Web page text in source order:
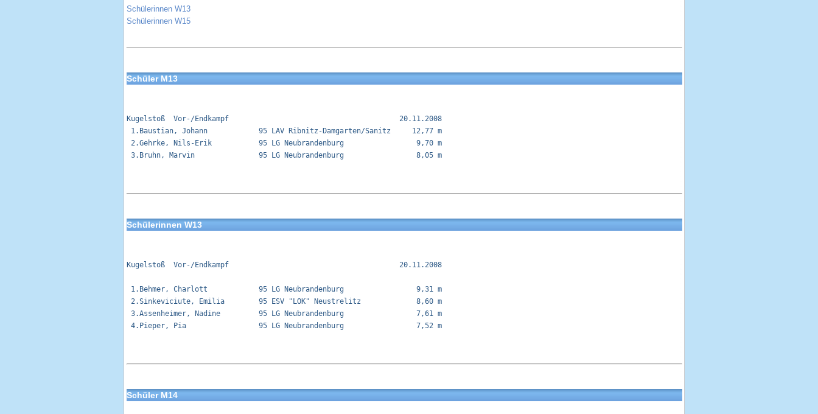
Schülerinnen W13
Schülerinnen W15
Schüler M13
Kugelstoß  Vor-/Endkampf                                        20.11.2008
1.Baustian, Johann            95 LAV Ribnitz-Damgarten/Sanitz     12,77 m
2.Gehrke, Nils-Erik           95 LG Neubrandenburg                 9,70 m
3.Bruhn, Marvin               95 LG Neubrandenburg                 8,05 m
Schülerinnen W13
Kugelstoß  Vor-/Endkampf                                        20.11.2008
1.Behmer, Charlott            95 LG Neubrandenburg                 9,31 m
2.Sinkeviciute, Emilia        95 ESV "LOK" Neustrelitz             8,60 m
3.Assenheimer, Nadine         95 LG Neubrandenburg                 7,61 m
4.Pieper, Pia                 95 LG Neubrandenburg                 7,52 m
Schüler M14